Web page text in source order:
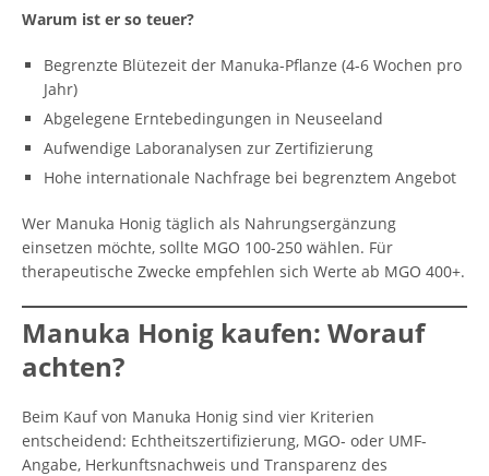
Warum ist er so teuer?
Begrenzte Blütezeit der Manuka-Pflanze (4-6 Wochen pro
Jahr)
Abgelegene Erntebedingungen in Neuseeland
Aufwendige Laboranalysen zur Zertifizierung
Hohe internationale Nachfrage bei begrenztem Angebot
Wer Manuka Honig täglich als Nahrungsergänzung
einsetzen möchte, sollte MGO 100-250 wählen. Für
therapeutische Zwecke empfehlen sich Werte ab MGO 400+.
Manuka Honig kaufen: Worauf
achten?
Beim Kauf von Manuka Honig sind vier Kriterien
entscheidend: Echtheitszertifizierung, MGO- oder UMF-
Angabe, Herkunftsnachweis und Transparenz des